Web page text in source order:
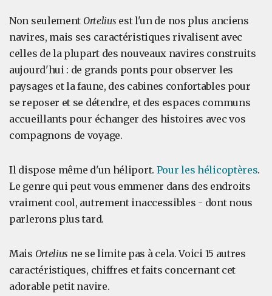
Non seulement Ortelius est l'un de nos plus anciens
navires, mais ses caractéristiques rivalisent avec
celles de la plupart des nouveaux navires construits
aujourd'hui : de grands ponts pour observer les
paysages et la faune, des cabines confortables pour
se reposer et se détendre, et des espaces communs
accueillants pour échanger des histoires avec vos
compagnons de voyage.
Il dispose même d'un héliport. Pour les hélicoptères.
Le genre qui peut vous emmener dans des endroits
vraiment cool, autrement inaccessibles - dont nous
parlerons plus tard.
Mais Ortelius ne se limite pas à cela. Voici 15 autres
caractéristiques, chiffres et faits concernant cet
adorable petit navire.